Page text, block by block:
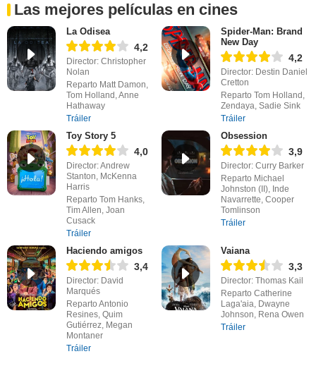
Las mejores películas en cines
La Odisea
4,2
Director: Christopher
Nolan
Reparto Matt Damon,
Tom Holland, Anne
Hathaway
Tráiler
Spider-Man: Brand
New Day
4,2
Director: Destin Daniel
Cretton
Reparto Tom Holland,
Zendaya, Sadie Sink
Tráiler
Toy Story 5
4,0
Director: Andrew
Stanton, McKenna
Harris
Reparto Tom Hanks,
Tim Allen, Joan
Cusack
Tráiler
Obsession
3,9
Director: Curry Barker
Reparto Michael
Johnston (II), Inde
Navarrette, Cooper
Tomlinson
Tráiler
Haciendo amigos
3,4
Director: David
Marqués
Reparto Antonio
Resines, Quim
Gutiérrez, Megan
Montaner
Tráiler
Vaiana
3,3
Director: Thomas Kail
Reparto Catherine
Laga'aia, Dwayne
Johnson, Rena Owen
Tráiler